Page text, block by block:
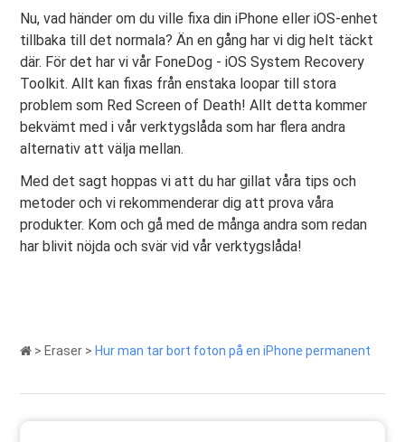
Nu, vad händer om du ville fixa din iPhone eller iOS-enhet
tillbaka till det normala? Än en gång har vi dig helt täckt
där. För det har vi vår FoneDog - iOS System Recovery
Toolkit. Allt kan fixas från enstaka loopar till stora
problem som Red Screen of Death! Allt detta kommer
bekvämt med i vår verktygslåda som har flera andra
alternativ att välja mellan.
Med det sagt hoppas vi att du har gillat våra tips och
metoder och vi rekommenderar dig att prova våra
produkter. Kom och gå med de många andra som redan
har blivit nöjda och svär vid vår verktygslåda!
> Eraser > Hur man tar bort foton på en iPhone permanent